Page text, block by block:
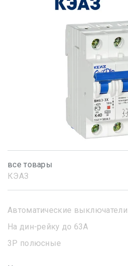
все товары
КЭАЗ
Автоматические выключатели
На дин-рейку до 63А
3Р полюсные